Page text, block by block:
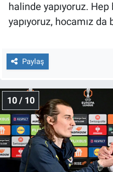
halinde yapıyoruz.
yapıyoruz, hocamız da
Paylaş
10 / 10